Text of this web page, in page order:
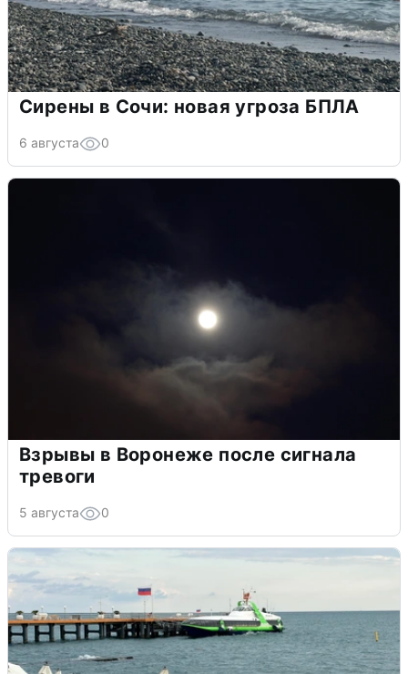
Сирены в Сочи: новая угроза БПЛА
6 августа 0
Взрывы в Воронеже после сигнала
тревоги
5 августа 0